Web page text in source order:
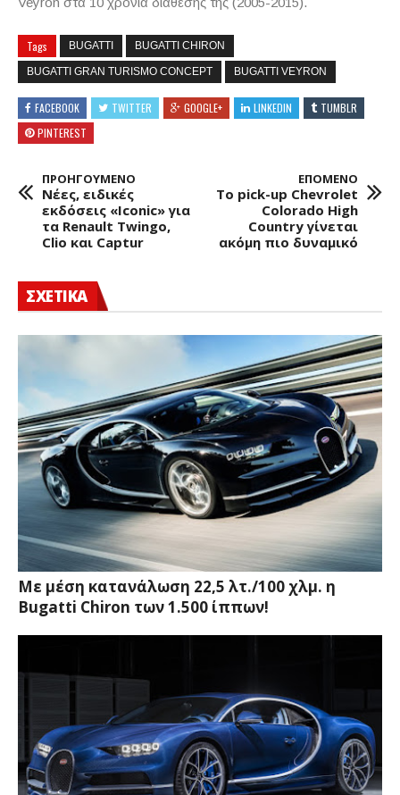
Tags BUGATTI BUGATTI CHIRON
BUGATTI GRAN TURISMO CONCEPT BUGATTI VEYRON
FACEBOOK TWITTER GOOGLE+ LINKEDIN
TUMBLR
PINTEREST
ΠΡΟΗΓΟΥΜΕΝΟ
Νέες, ειδικές
εκδόσεις «Iconic» για
τα Renault Twingo,
Clio και Captur
ΕΠΟΜΕΝΟ
Το pick-up Chevrolet
Colorado High
Country γίνεται
ακόμη πιο δυναμικό
ΣΧΕΤΙΚΑ
Με μέση κατανάλωση 22,5 λτ./100 χλμ. η
Bugatti Chiron των 1.500 ίππων!